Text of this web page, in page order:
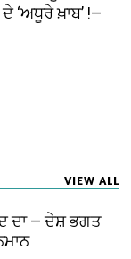
‘ਅਧੂਰੇ ਖ਼ਾਬ’ !—
VIEW ALL
ਦਾ — ਦੇਸ਼ ਭਗਤ